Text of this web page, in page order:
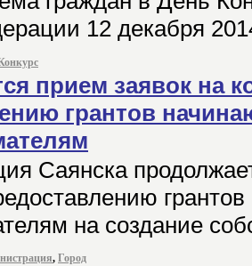
12 декабря
прием заявок на
грантов
Саянска
на создание
, Город